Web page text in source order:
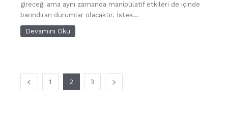
gireceği ama aynı zamanda manipülatif etkileri de içinde
barındıran durumlar olacaktır. İstek...
Devamını Oku
1 2 3